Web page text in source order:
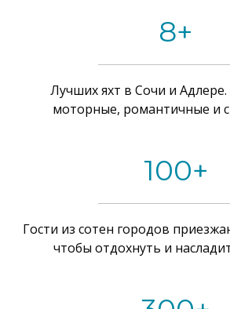
8+
Лучших яхт в Сочи и
моторные, романтичные и
100+
Гости из сотен городов
чтобы отдохнуть и